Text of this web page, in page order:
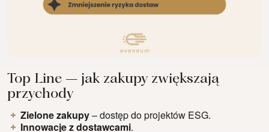
Top Line – jak zakupy zwiększają
przychody
Zielone zakupy– dostęp do projektów ESG.
Innowacje z dostawcami.